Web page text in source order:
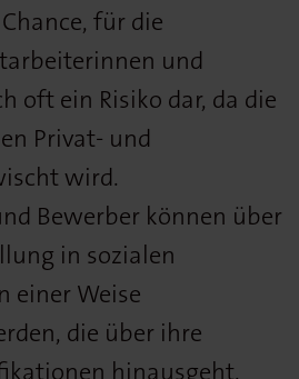
für die
und
oft ein Risiko dar, da die
Privat- und
wird.
Bewerber können über
in sozialen
einer Weise
die über ihre
hinausgeht.